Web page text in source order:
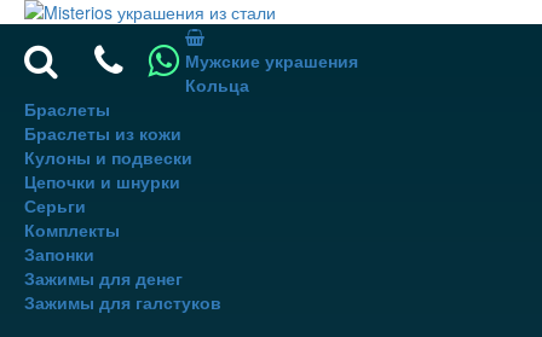
Мужские украшения
Кольца
Браслеты
Браслеты из кожи
Кулоны и подвески
Цепочки и шнурки
Серьги
Комплекты
Запонки
Зажимы для денег
Зажимы для галстуков